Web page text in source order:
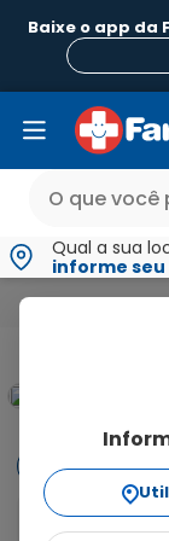
Baixe o app da
Qual a sua
informe seu
Informações
Água Mineral